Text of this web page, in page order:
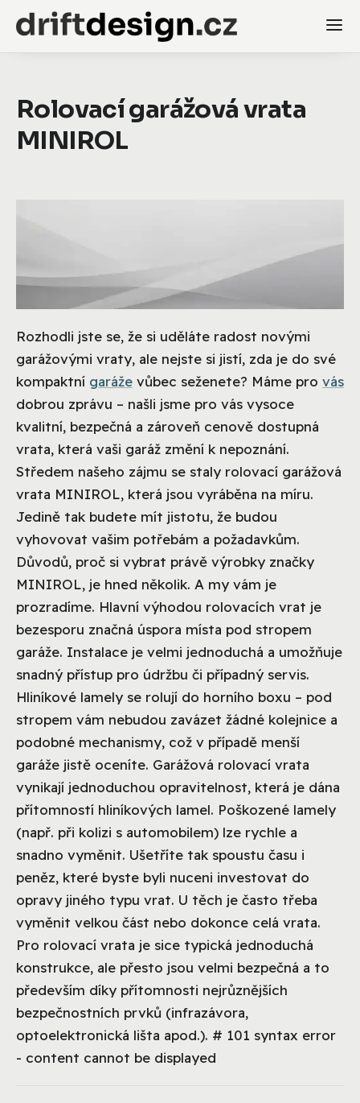
Rolovací garážová vrata
MINIROL
Rozhodli jste se, že si uděláte radost novými
garážovými vraty, ale nejste si jistí, zda je do své
kompaktní garáže vůbec seženete? Máme pro vás
dobrou zprávu – našli jsme pro vás vysoce
kvalitní, bezpečná a zároveň cenově dostupná
vrata, která vaši garáž změní k nepoznání.
Středem našeho zájmu se staly rolovací garážová
vrata MINIROL, která jsou vyráběna na míru.
Jedině tak budete mít jistotu, že budou
vyhovovat vašim potřebám a požadavkům.
Důvodů, proč si vybrat právě výrobky značky
MINIROL, je hned několik. A my vám je
prozradíme. Hlavní výhodou rolovacích vrat je
bezesporu značná úspora místa pod stropem
garáže. Instalace je velmi jednoduchá a umožňuje
snadný přístup pro údržbu či případný servis.
Hliníkové lamely se rolují do horního boxu – pod
stropem vám nebudou zavázet žádné kolejnice a
podobné mechanismy, což v případě menší
garáže jistě oceníte. Garážová rolovací vrata
vynikají jednoduchou opravitelnost, která je dána
přítomností hliníkových lamel. Poškozené lamely
(např. při kolizi s automobilem) lze rychle a
snadno vyměnit. Ušetříte tak spoustu času i
peněz, které byste byli nuceni investovat do
opravy jiného typu vrat. U těch je často třeba
vyměnit velkou část nebo dokonce celá vrata.
Pro rolovací vrata je sice typická jednoduchá
konstrukce, ale přesto jsou velmi bezpečná a to
především díky přítomnosti nejrůznějších
bezpečnostních prvků (infrazávora,
optoelektronická lišta apod.). # 101 syntax error
- content cannot be displayed